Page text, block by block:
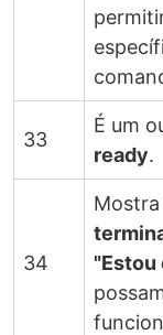
33
É um
ready.
34
"Estou